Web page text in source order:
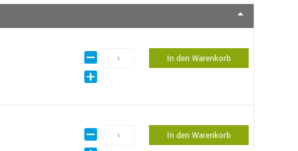
In den Warenkorb
In den Warenkorb